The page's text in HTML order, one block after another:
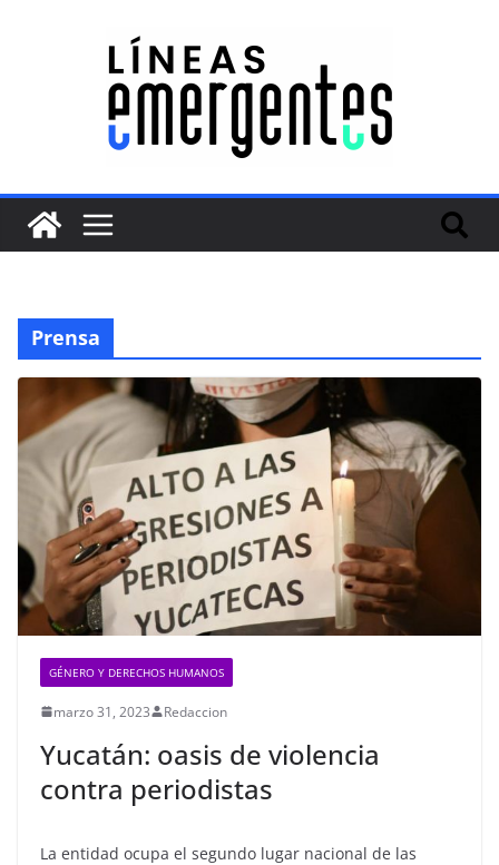
Prensa
GÉNERO Y DERECHOS HUMANOS
marzo 31, 2023 Redaccion
Yucatán: oasis de violencia
contra periodistas
La entidad ocupa el segundo lugar nacional de las